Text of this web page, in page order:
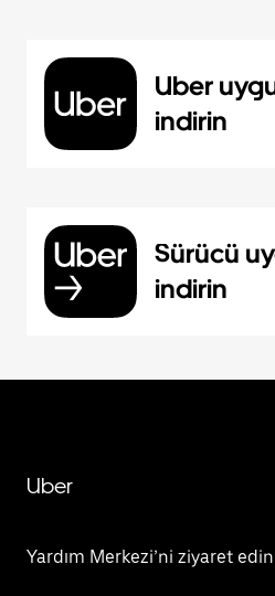
Uber
indirin
Sürücü
indirin
Uber
Yardım Merkezi’ni ziyaret edin